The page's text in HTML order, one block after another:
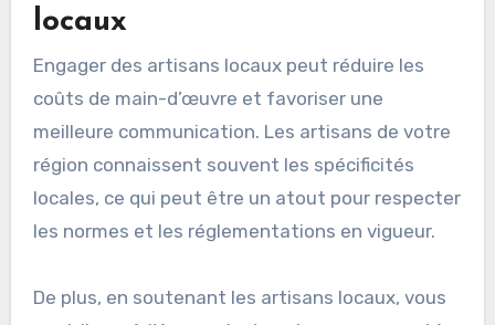
locaux
Engager des artisans locaux peut réduire les
coûts de main-d’œuvre et favoriser une
meilleure communication. Les artisans de votre
région connaissent souvent les spécificités
locales, ce qui peut être un atout pour respecter
les normes et les réglementations en vigueur.
De plus, en soutenant les artisans locaux, vous